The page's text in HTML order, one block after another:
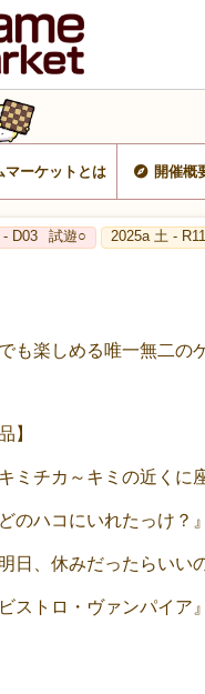
マーケットとは 開催概
D03 試遊○ 2025a 土 - R11
も楽しめる唯一無二の
】
キミチカ～キミの近くに
どのハコにいれたっけ
明日、休みだったらいい
ビストロ・ヴァンパイア